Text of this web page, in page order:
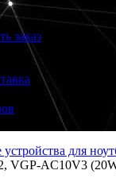
заказ
для
VGP-AC10V3